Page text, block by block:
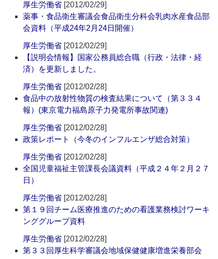
厚生労働省 [2012/02/29]
薬事・食品衛生審議会食品衛生分科会乳肉水産食品部
会資料（平成24年2月24日開催）
厚生労働省 [2012/02/29]
【説明会情報】国家公務員総合職（行政・法律・経
済）を更新しました。
厚生労働省 [2012/02/28]
食品中の放射性物質の検査結果について（第３３４
報）(東京電力福島原子力発電所事故関連)
厚生労働省 [2012/02/28]
政策レポート（今冬のインフルエンザ総合対策）
厚生労働省 [2012/02/28]
全国児童福祉主管課長会議資料（平成２４年２月２７
日）
厚生労働省 [2012/02/28]
第１９回チーム医療推進のための看護業務検討ワーキ
ンググループ資料
厚生労働省 [2012/02/28]
第３３回厚生科学審議会地域保健健康増進栄養部会